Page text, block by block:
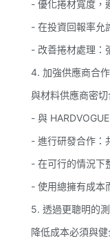
- 優化捲材寬度，
- 在投資回報率允
- 改善捲材處理：
4. 加強供應商合
與材料供應商密
- 與
- 進行研發合作：
- 在可行的情況下
- 使用總擁有成本
5. 透過更聰明的
降低成本必須與